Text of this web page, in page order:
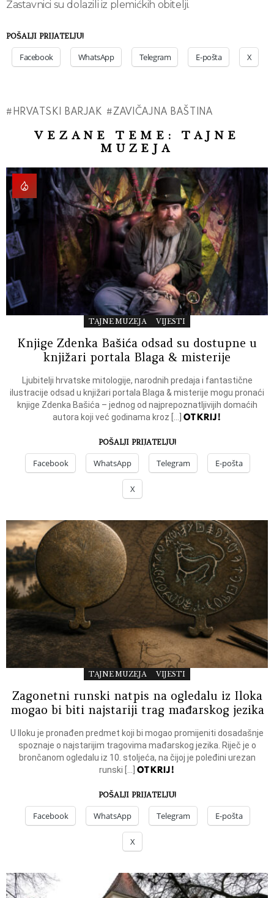
Zastavnici su dolazili iz plemićkih obitelji.
POŠALJI PRIJATELJU!
Facebook WhatsApp Telegram E-pošta X
HRVATSKI BARJAK ZAVIČAJNA BAŠTINA
VEZANE TEME: TAJNE
MUZEJA
TAJNE MUZEJA VIJESTI
Knjige Zdenka Bašića odsad su dostupne u
knjižari portala Blaga & misterije
Ljubitelji hrvatske mitologije, narodnih predaja i fantastične
ilustracije odsad u knjižari portala Blaga & misterije mogu pronaći
knjige Zdenka Bašića – jednog od najprepoznatljivijih domaćih
autora koji već godinama kroz […] OTKRIJ!
POŠALJI PRIJATELJU!
Facebook WhatsApp Telegram E-pošta
X
TAJNE MUZEJA VIJESTI
Zagonetni runski natpis na ogledalu iz Iloka
mogao bi biti najstariji trag mađarskog jezika
U Iloku je pronađen predmet koji bi mogao promijeniti dosadašnje
spoznaje o najstarijim tragovima mađarskog jezika. Riječ je o
brončanom ogledalu iz 10. stoljeća, na čijoj je poleđini urezan
runski […] OTKRIJ!
POŠALJI PRIJATELJU!
Facebook WhatsApp Telegram E-pošta
X